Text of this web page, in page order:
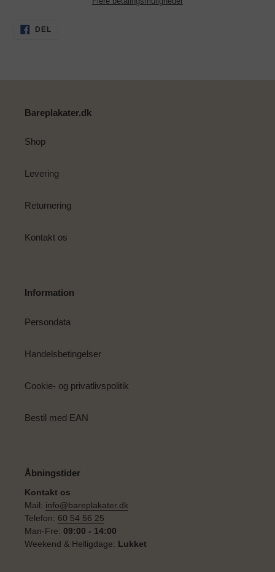
Lægger
produkt
DEL
PÅ
Bareplakater.dk
Shop
Levering
Returnering
Kontakt os
Information
Persondata
Handelsbetingelser
Cookie- og privatlivspolitik
Bestil med EAN
Åbningstider
Kontakt os
Mail: info@bareplakater.dk
Telefon: 60 54 56 25
Man-Fre: 09:00 - 14:00
Weekend & Helligdage: Lukket